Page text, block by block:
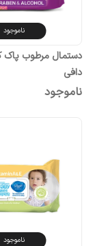
ناموجود
دستمال مرطوب پاک
دافی
ناموجود
ناموجود